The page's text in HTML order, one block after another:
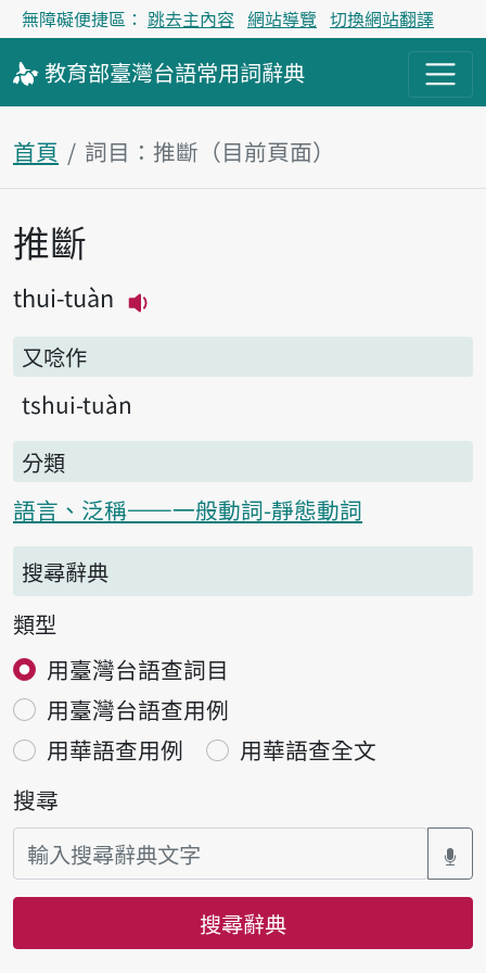
無障礙便捷區： 跳去主內容 網站導覽 切換網站翻譯
教育部臺灣台語常用詞辭典
首頁 詞目：推斷（目前頁面）
主內容區塊
推斷
thui-tuàn
又唸作
tshui-tuàn
分類
語言、泛稱——一般動詞-靜態動詞
搜尋辭典
類型
用臺灣台語查詞目
用臺灣台語查用例
用華語查用例
用華語查全文
搜尋
搜尋辭典